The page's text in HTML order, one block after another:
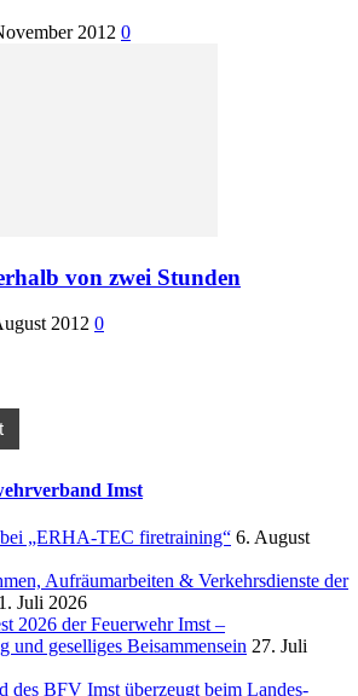
2012 0
von zwei Stunden
2012 0
Imst
„ERHA-TEC firetraining“ 6. August
Aufräumarbeiten & Verkehrsdienste der
Juli 2026
2026 der Feuerwehr Imst –
und geselliges Beisammensein 27. Juli
des BFV Imst überzeugt beim Landes-